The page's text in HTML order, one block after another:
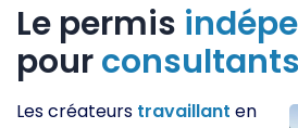
Le permis
pourconsultants
Les créateurs travaillant en